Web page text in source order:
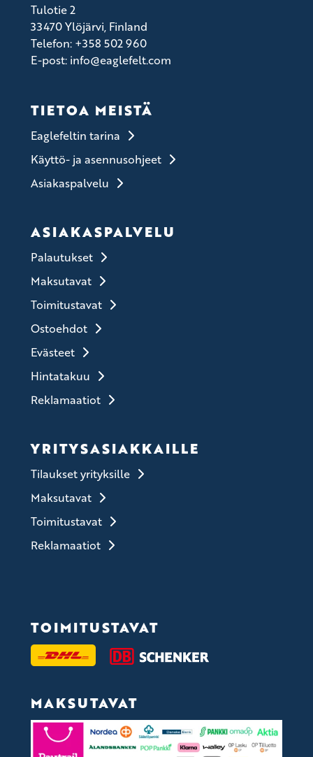
Tulotie 2
33470 Ylöjärvi, Finland
Telefon: +358 502 960
E-post: info@eaglefelt.com
TIETOA MEISTÄ
Eaglefeltin tarina
Käyttö- ja asennusohjeet
Asiakaspalvelu
ASIAKASPALVELU
Palautukset
Maksutavat
Toimitustavat
Ostoehdot
Evästeet
Hintatakuu
Reklamaatiot
YRITYSASIAKKAILLE
Tilaukset yrityksille
Maksutavat
Toimitustavat
Reklamaatiot
TOIMITUSTAVAT
MAKSUTAVAT